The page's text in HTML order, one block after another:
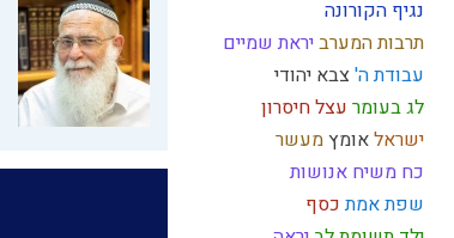
נגיף הקורונה
תרבות המערביראת שמיים
עבודת ה'צבא יהודי
לג בעומר עצלחיסרון
ישראלאומץמעשר
כח משיח אנושות
שפת אמתכסף